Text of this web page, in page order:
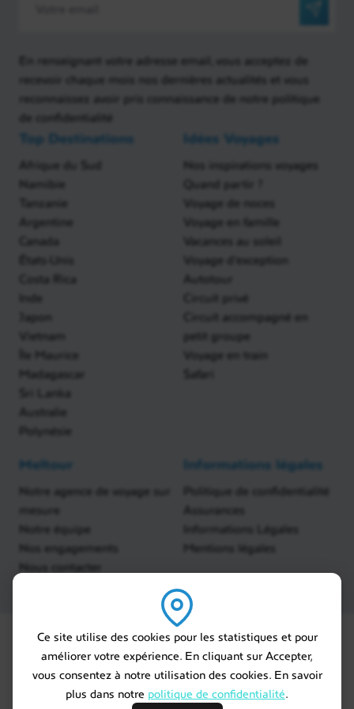
Ce site utilise des cookies pour les statistiques et pour
améliorer votre expérience. En cliquant sur Accepter,
vous consentez à notre utilisation des cookies. En savoir
plus dans notre politique de confidentialité.
En renseignant votre adresse email, vous acceptez de
recevoir chaque mois nos dernières actualités et vous
reconnaissez avoir pris connaissance de notre politique
de confidentialité
Top Destinations
Afrique du Sud
Namibie
Tanzanie
Argentine
Canada
États-Unis
Costa Rica
Inde
Japon
Vietnam
Île Maurice
Madagascar
Sri Lanka
Australie
Polynésie
Idées Voyages
Nos inspirations voyages
Quand partir ?
Voyage de noces
Voyage en famille
Vacances au soleil
Voyage d'exception
Autotour
Circuit privé
Circuit accompagné en
petit groupe
Voyage en train
Safari
Meltour
Notre agence de voyage sur
mesure
Notre équipe
Nos engagements
Nous contacter
Informations légales
Politique de confidentialité
Assurances
Informations Légales
Mentions légales